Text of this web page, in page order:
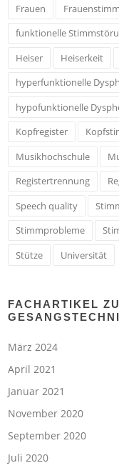
Frauen
funktionelle
Heiser
Heiserkeit
hyperfunktionelle
hypofunktionelle
Kopfregister
Musikhochschule
Registertrennung
Speech quality
Stimmprobleme
Stütze
Universität
FACHARTIKEL
März 2024
April 2021
Januar 2021
November 2020
September 2020
Juli 2020